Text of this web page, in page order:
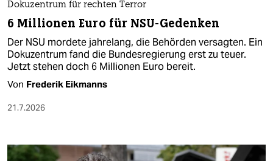
Dokuzentrum für rechten Terror
6 Millionen Euro für NSU-Gedenken
Der NSU mordete jahrelang, die Behörden versagten. Ein
Dokuzentrum fand die Bundesregierung erst zu teuer.
Jetzt stehen doch 6 Millionen Euro bereit.
Von Frederik Eikmanns
21.7.2026